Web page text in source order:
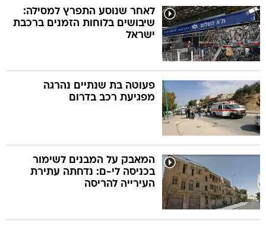
לאחר שנוסע התפרץ למסילה:
שיבושים בלוחות הזמנים ברכבת
ישראל
פעוטה בת שנתיים נהרגה
מפגיעת רכב בדרום
המאבק על המבנים לשימור
בכניסה לי-ם: נדחתה עתירת
העירייה להריסה